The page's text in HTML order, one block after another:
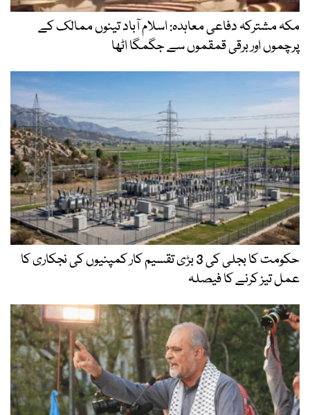
مکہ مشترکہ دفاعی معاہدہ: اسلام آباد تینوں ممالک کے
پرچموں اور برقی قمقموں سے جگمگا اٹھا
حکومت کا بجلی کی 3 بڑی تقسیم کار کمپنیوں کی نجکاری کا
عمل تیز کرنے کا فیصلہ